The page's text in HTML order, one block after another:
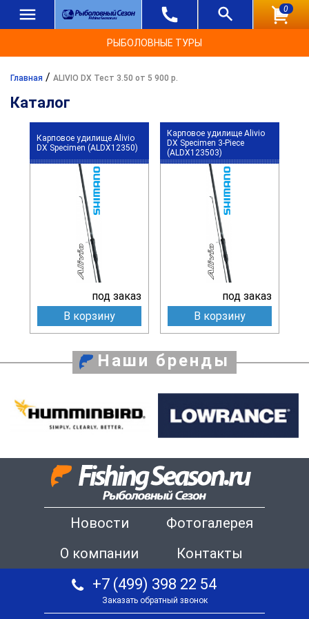
0
РЫБОЛОВНЫЕ ТУРЫ
Главная / ALIVIO DX Тест 3.50 от 5 900 р.
Каталог
Карповое удилище Alivio
DX Specimen (ALDX12350)
под заказ
В корзину
Карповое удилище Alivio
DX Specimen 3-Piece
(ALDX123503)
под заказ
В корзину
Наши бренды
Новости
Фотогалерея
О компании
Контакты
+7 (499) 398 22 54
Заказать обратный звонок